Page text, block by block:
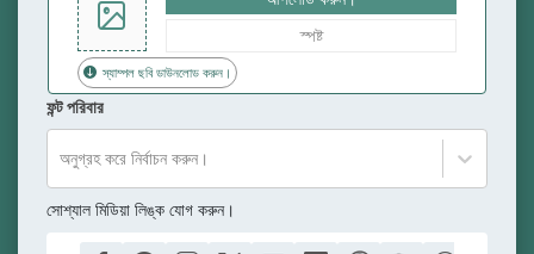
স্যাম্পল ছবি ডাউনলোড করুন।
স্পষ্ট
সোশ্যাল মিডিয়া লিঙ্ক যোগ করুন।
ফন্ট পরিবার
অনুগ্রহ করে নির্বাচন করুন।